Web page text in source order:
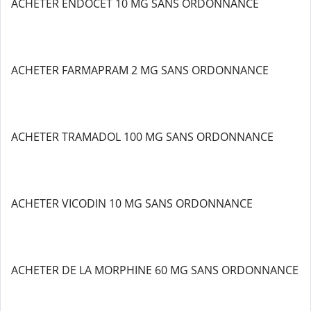
ACHETER ENDOCET 10 MG SANS ORDONNANCE
ACHETER FARMAPRAM 2 MG SANS ORDONNANCE
ACHETER TRAMADOL 100 MG SANS ORDONNANCE
ACHETER VICODIN 10 MG SANS ORDONNANCE
ACHETER DE LA MORPHINE 60 MG SANS ORDONNANCE